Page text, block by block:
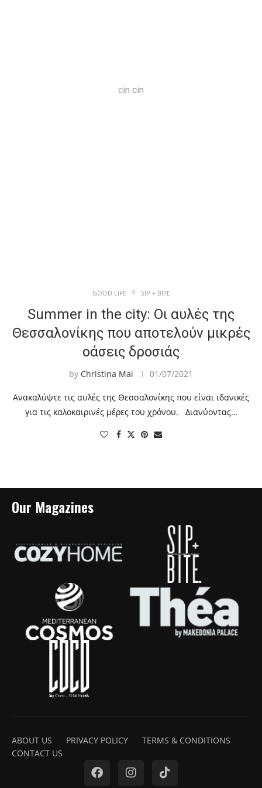
cin cin
GOOD LIFE SIP + BITE
Summer in the city: Οι αυλές της
Θεσσαλονίκης που αποτελούν μικρές
οάσεις δροσιάς
by Christina Mai 01/07/2021
Ανακαλύψτε τις αυλές της Θεσσαλονίκης που είναι ιδανικές
για τις καλοκαιρινές μέρες του χρόνου. Διανύοντας…
Our Magazines
ABOUT US PRIVACY POLICY
TERMS & CONDITIONS
CONTACT US